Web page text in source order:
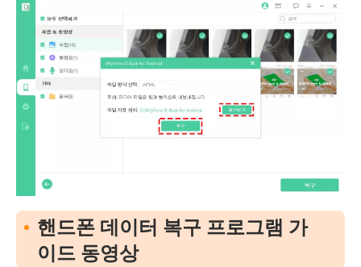
핸드폰 데이터 복구 프로그램 가
이드 동영상